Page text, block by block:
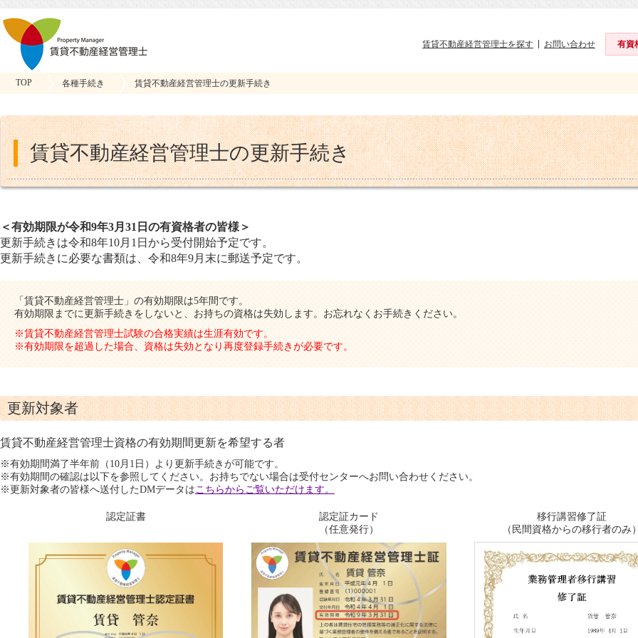
賃貸不動産経営管理士を探す お問い合わせ 有資
TOP 各種手続き 賃貸不動産経営管理士の更新手続き
賃貸不動産経営管理士の更新手続き
＜有効期限が令和9年3月31日の有資格者の皆様＞
更新手続きは令和8年10月1日から受付開始予定です。
更新手続きに必要な書類は、令和8年9月末に郵送予定です。
「賃貸不動産経営管理士」の有効期限は5年間です。
有効期限までに更新手続きをしないと、お持ちの資格は失効します。お忘れなくお手続きください。
※賃貸不動産経営管理士試験の合格実績は生涯有効です。
※有効期限を超過した場合、資格は失効となり再度登録手続きが必要です。
更新対象者
賃貸不動産経営管理士資格の有効期間更新を希望する者
※有効期間満了半年前（10月1日）より更新手続きが可能です。
※有効期間の確認は以下を参照してください。お持ちでない場合は受付センターへお問い合わせください。
※更新対象者の皆様へ送付したDMデータはこちらからご覧いただけます。
認定証書
認定証カード
（任意発行）
移行講習修了証
（民間資格からの移行者のみ